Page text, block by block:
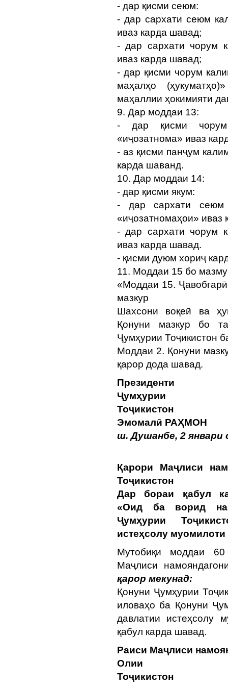
- дар қисми сеюм:
- дар сархати сеюм
иваз карда шавад;
- дар сархати чорум
иваз карда шавад;
- дар қисми чорум
маҳалҳо
маҳаллии ҳокимияти
9. Дар моддаи 13:
- дар қисми чорум
«иҷозатнома» иваз
- аз қисми панҷум
карда шаванд.
10. Дар моддаи 14:
- дар қисми якум:
- дар сархати сеюм
«иҷозатномаҳои» иваз
- дар сархати чорум
иваз карда шавад.
- қисми дуюм хориҷ
11. Моддаи 15 бо
«Моддаи 15.
мазкур
Шахсони воқеӣ ва
Қонуни мазкур бо
Ҷумҳурии Тоҷикистон
Моддаи 2. Қонуни
қарор дода шавад.
Президенти
Ҷумҳурии
Эмомалӣ РАҲМОН
ш. Душанбе, 2 январи
Қарори Маҷлиси
Тоҷикистон
Дар бораи қабул
«Оид ба ворид
Ҷумҳурии
истеҳсолу
Мутобиқи моддаи 60
Маҷлиси
қарор мекунад:
Қонуни Ҷумҳурии
иловаҳо ба Қонуни
давлатии истеҳсолу
қабул карда шавад.
Раиси Маҷлиси
Олии